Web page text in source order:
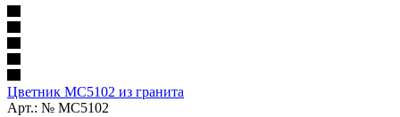
Цветник МС5102 из гранита
Арт.: № МС5102